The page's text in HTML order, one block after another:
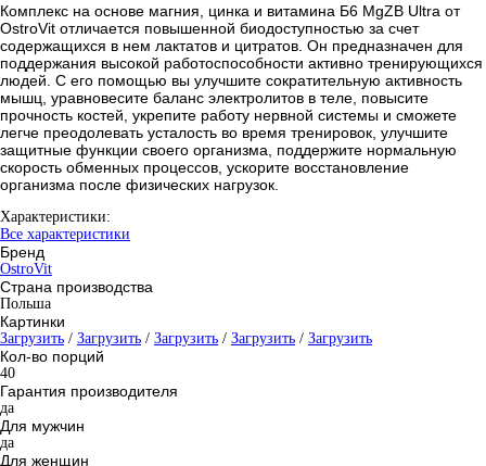
Комплекс на основе магния, цинка и витамина Б6 MgZB Ultra от
OstroVit отличается повышенной биодоступностью за счет
содержащихся в нем лактатов и цитратов. Он предназначен для
поддержания высокой работоспособности активно тренирующихся
людей. С его помощью вы улучшите сократительную активность
мышц, уравновесите баланс электролитов в теле, повысите
прочность костей, укрепите работу нервной системы и сможете
легче преодолевать усталость во время тренировок, улучшите
защитные функции своего организма, поддержите нормальную
скорость обменных процессов, ускорите восстановление
организма после физических нагрузок.
Характеристики:
Все характеристики
Бренд
OstroVit
Страна производства
Польша
Картинки
Загрузить / Загрузить / Загрузить / Загрузить / Загрузить
Кол-во порций
40
Гарантия производителя
да
Для мужчин
да
Для женщин